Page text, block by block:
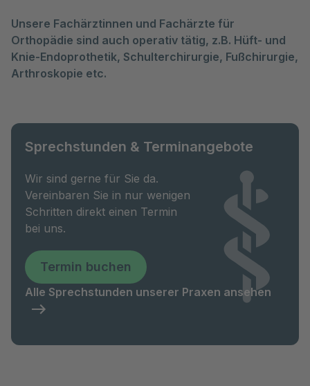
Unsere Fachärztinnen und Fachärzte für
Orthopädie sind auch operativ tätig, z.B. Hüft- und
Knie-Endoprothetik, Schulterchirurgie, Fußchirurgie,
Arthroskopie etc.
Sprechstunden & Terminangebote
Wir sind gerne für Sie da.
Vereinbaren Sie in nur wenigen
Schritten direkt einen Termin
bei uns.
Termin buchen
Alle Sprechstunden unserer Praxen ansehen